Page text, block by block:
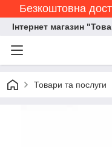
Безкоштовна
Інтернет магазин
Товари та послуги